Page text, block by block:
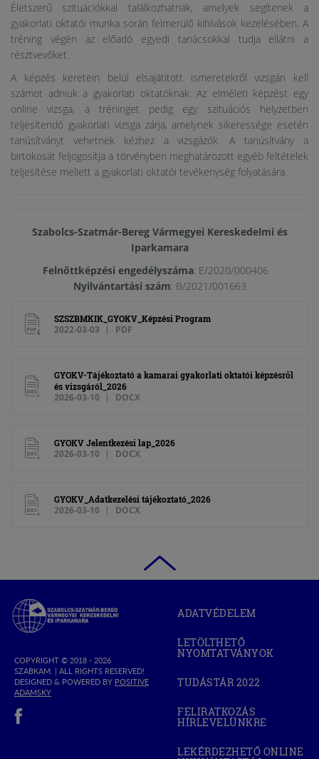
Életszerű szituációkkal találkozhatnak, amelyek segítenek a
gyakorlati oktatói munka során felmerülő kihívások kezelésében. A
tréning végén az előadó egyedi tanácsokkal tudja ellátni a
résztvevőket.
A képzés keretein belül elsajátított ismeretekről vizsgán kell
számot adniuk a gyakorlati oktatóknak. Az elméleti képzést egy
online vizsga, a tréninget pedig egy szituációs helyzetben
teljesítendő gyakorlati vizsga zárja, amelynek sikeressége esetén
tanúsítványt vehetnek kézhez a vizsgázók. A tanúsítvány a
birtokosát feljogosítja a törvényben meghatározott egyéb feltételek
teljesítése mellett a gyakorlati oktatói tevékenység folyatására.
Szabolcs-Szatmár-Bereg Vármegyei Kereskedelmi és
Iparkamara
Felnőttképzési engedélyszáma: E/2020/000406
Nyilvántartási szám: B/2021/001663
SZSZBMKIK_GYOKV_Képzési Program
2022-03-03 PDF
GYOKV-Tájékoztató a kamarai gyakorlati oktatói képzésről
és vizsgáról_2026
2026-03-10 DOCX
GYOKV Jelentkezési lap_2026
2026-03-10 DOCX
GYOKV_Adatkezelési tájékoztató_2026
2026-03-10 DOCX
Szabolcs-
Szatmár-
Bereg
Kereskedelmi
és
Iparkamara
COPYRIGHT © 2018 - 2026
SZABKAM. | ALL RIGHTS RESERVED!
DESIGNED & POWERED BY POSITIVE
ADAMSKY(OPEN
ADATVÉDELEM
LETÖLTHETŐ
NYOMTATVÁNYOK
TUDÁSTÁR 2022
WINDOW)
FELIRATKOZÁS
HÍRLEVELÜNKRE
LEKÉRDEZHETŐ ONLINE